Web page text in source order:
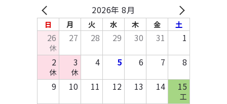
その他布製品
木製製品
キッチン・日用品・雑貨
入稿方法
お支払いについて
原稿作成方法
テンプレートDL
在庫預かり/発送/処分について
イベント協賛申込み
お問い合わせ
資料請求
2026年 8月
日 月 火 水 木 金 土
26
休
27 28 29 30 31
1
2
休
3
休
4 5 6 7
8
9
10 11 12 13 14 15
工